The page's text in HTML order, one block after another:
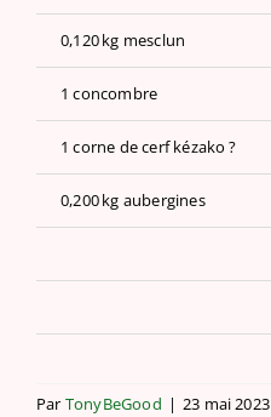
0,120kg mesclun
1 concombre
1 corne de cerfkézako ?
0,200kg aubergines
Par TonyBeGood | 23 mai 2023